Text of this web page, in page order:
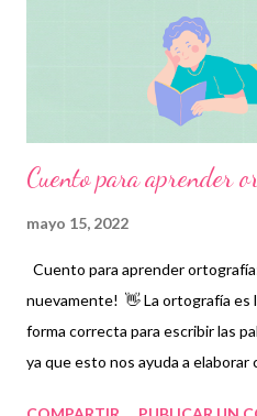
estupendo material, que con la
contribuir en las labores
Recordamos también que
Cuento para aprender
mayo 15, 2022
Cuento para aprender
nuevamente! 👋 La ortografía es
forma correcta para escribir las
ya que esto nos ayuda a